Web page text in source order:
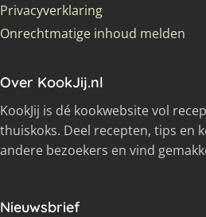
Privacyverklaring
Onrechtmatige inhoud melden
Over KookJij.nl
KookJij is dé kookwebsite vol
thuiskoks. Deel recepten, tips en
andere bezoekers en vind
Nieuwsbrief